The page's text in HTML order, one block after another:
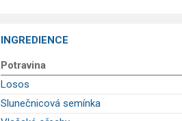
INGREDIENCE
Potravina
Losos
Slunečnicová semínka